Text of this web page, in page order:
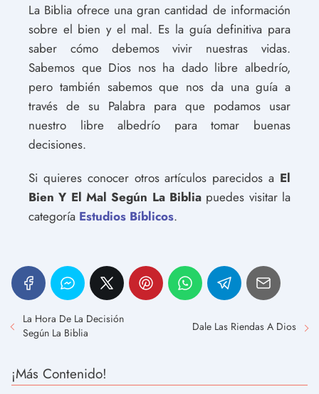
La Biblia ofrece una gran cantidad de información
sobre el bien y el mal. Es la guía definitiva para
saber cómo debemos vivir nuestras vidas.
Sabemos que Dios nos ha dado libre albedrío,
pero también sabemos que nos da una guía a
través de su Palabra para que podamos usar
nuestro libre albedrío para tomar buenas
decisiones.
Si quieres conocer otros artículos parecidos a El
Bien Y El Mal Según La Biblia puedes visitar la
categoría Estudios Bíblicos.
La Hora De La Decisión
Según La Biblia
Dale Las Riendas A Dios
¡Más Contenido!